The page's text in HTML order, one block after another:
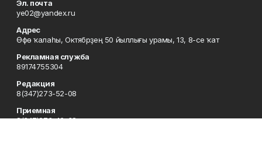
Эл. почта
ye02@yandex.ru
Адрес
Өфө ҡалаһы, Октябрҙең 50 йыллығы урамы, 13, 8-се ҡат
Рекламная служба
89174755304
Редакция
8(347)273-52-08
Приемная
8(347)273-46-38